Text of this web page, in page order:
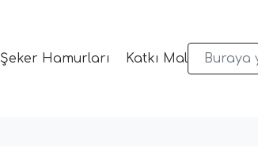
Şeker Hamurları Katkı Malzemeleri